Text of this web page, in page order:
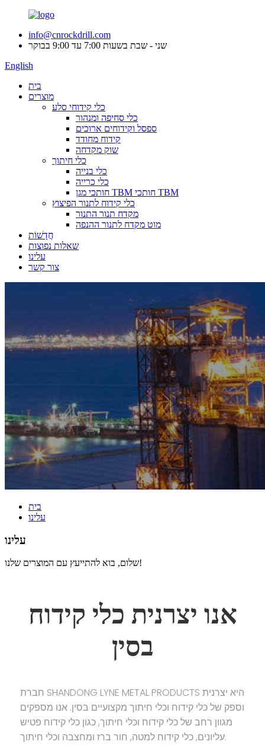
info@cnrockdrill.com
שני - שבת בשעות 7:00 עד 9:00 בבוקר
English
בית
מוצרים
כלי קידוחי סלע
כלי סחיפה ומנהור
ספסל וקידוחים ארוכים
קידוח מחודד
שוק מקדחה
כלי חיתוך
כלי בנייה
כלי כרייה
חותכי מגן TBM חותכי TBM
כלי קידוח לתנור הפיצוץ
מקדח תנור התנור
מוט מקדח לתנור ההנפה
חֲדָשׁוֹת
שאלות נפוצות
עלינו
צור קשר
בית
עלינו
עלינו
שלום, בוא להתייעץ עם המוצרים שלנו!
אנו יצרנית כלי קידוח
בסין
חברת SHANDONG LYNE METAL PRODUCTS היא יצרנית
וספק של כלי קידוח וכלי חיתוך מקצועיים בסין. אנו מספקים
מגוון רחב של כלי קידוח וכלי חיתוך, כגון כלי קידוח פטיש
עליונים, כלי קידוח למטה, חור ברז ומחצבה וכלי חיתוך.